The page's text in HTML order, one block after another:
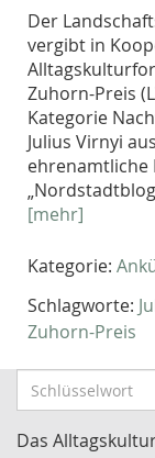
Der
vergibt in
Zuhorn-Preis
Kategorie
Julius Virnyi
ehrenamtliche
[mehr]
Kategorie:
Schlagworte:
Zuhorn-Preis
c
h
Das